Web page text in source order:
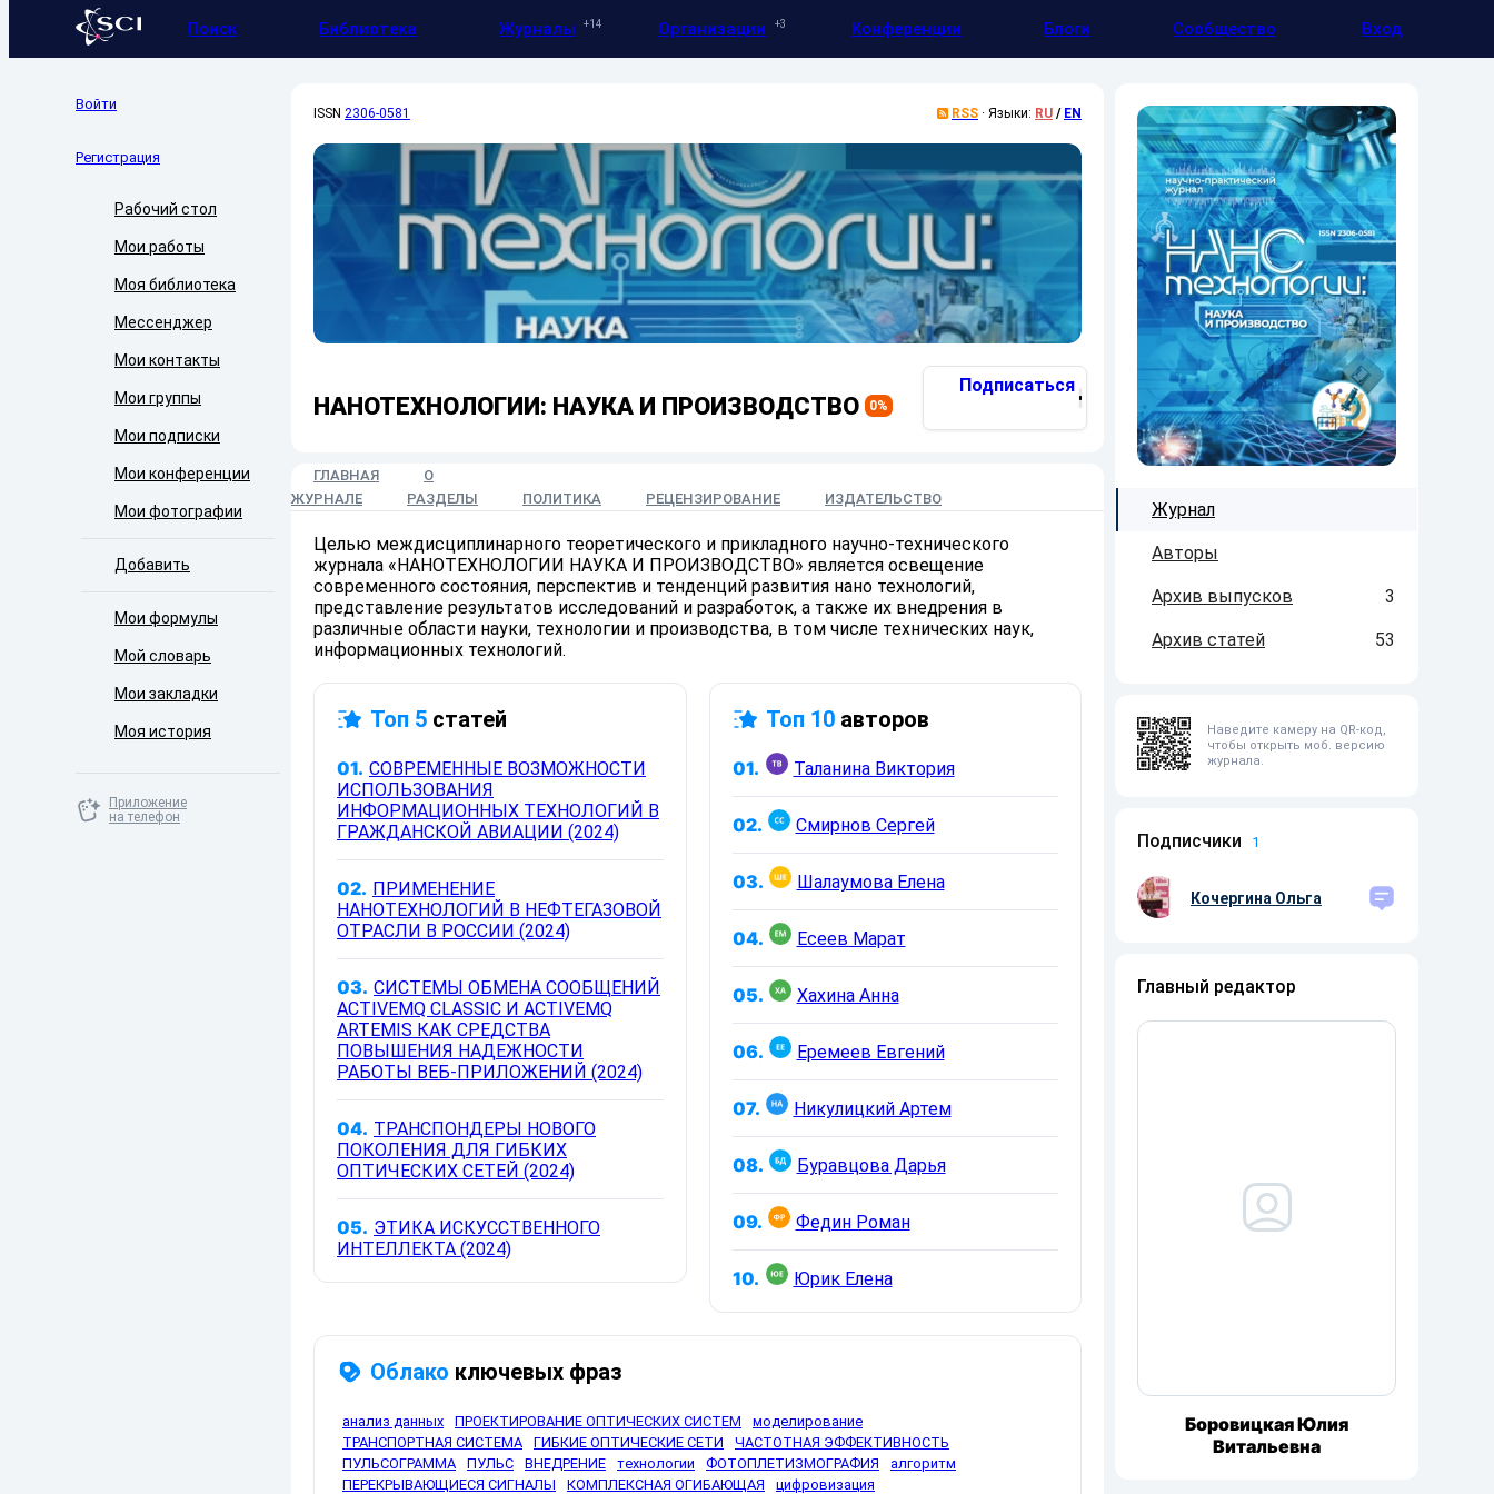
Поиск Библиотека Журналы 14 Организации 3 Конференции Блоги Сообщество Вход
Войти
Регистрация
Рабочий стол
Мои работы
Моя библиотека
Мессенджер
Мои контакты
Мои группы
Мои подписки
Мои конференции
Мои фотографии
Добавить
Мои формулы
Мой словарь
Мои закладки
Моя история
Приложение
на телефон
ISSN 2306-0581 RSS · Языки: RU / EN
НАНОТЕХНОЛОГИИ: НАУКА И ПРОИЗВОДСТВО 0%
Подписаться
ГЛАВНАЯ
О
ЖУРНАЛЕ
РАЗДЕЛЫ ПОЛИТИКА РЕЦЕНЗИРОВАНИЕ ИЗДАТЕЛЬСТВО
Целью междисциплинарного теоретического и прикладного научно-технического
журнала «НАНОТЕХНОЛОГИИ НАУКА И ПРОИЗВОДСТВО» является освещение
современного состояния, перспектив и тенденций развития нано технологий,
представление результатов исследований и разработок, а также их внедрения в
различные области науки, технологии и производства, в том числе технических наук,
информационных технологий.
Топ 5 статей
01. СОВРЕМЕННЫЕ ВОЗМОЖНОСТИ
ИСПОЛЬЗОВАНИЯ
ИНФОРМАЦИОННЫХ ТЕХНОЛОГИЙ В
ГРАЖДАНСКОЙ АВИАЦИИ (2024)
02. ПРИМЕНЕНИЕ
НАНОТЕХНОЛОГИЙ В НЕФТЕГАЗОВОЙ
ОТРАСЛИ В РОССИИ (2024)
03. СИСТЕМЫ ОБМЕНА СООБЩЕНИЙ
ACTIVEMQ CLASSIC И ACTIVEMQ
ARTEMIS КАК СРЕДСТВА
ПОВЫШЕНИЯ НАДЕЖНОСТИ
РАБОТЫ ВЕБ-ПРИЛОЖЕНИЙ (2024)
04. ТРАНСПОНДЕРЫ НОВОГО
ПОКОЛЕНИЯ ДЛЯ ГИБКИХ
ОПТИЧЕСКИХ СЕТЕЙ (2024)
05. ЭТИКА ИСКУССТВЕННОГО
ИНТЕЛЛЕКТА (2024)
Топ 10авторов
01. Таланина Виктория
02. Смирнов Сергей
03. Шалаумова Елена
04. Есеев Марат
05. Хахина Анна
06. Еремеев Евгений
07. Никулицкий Артем
08. Буравцова Дарья
09. Федин Роман
10. Юрик Елена
Облако ключевых фраз
анализ данных ПРОЕКТИРОВАНИЕ ОПТИЧЕСКИХ СИСТЕМ
моделирование
ТРАНСПОРТНАЯ СИСТЕМА
ГИБКИЕ ОПТИЧЕСКИЕ СЕТИ
ЧАСТОТНАЯ ЭФФЕКТИВНОСТЬ
ПУЛЬСОГРАММА
ПУЛЬС ВНЕДРЕНИЕ технологии ФОТОПЛЕТИЗМОГРАФИЯ
алгоритм
ПЕРЕКРЫВАЮЩИЕСЯ СИГНАЛЫ
КОМПЛЕКСНАЯ ОГИБАЮЩАЯ цифровизация
Журнал
Авторы
Архив выпусков 3
Архив статей 53
Наведите камеру на QR-код,
чтобы открыть моб. версию
журнала.
Подписчики 1
Кочергина Ольга
Главный редактор
Боровицкая Юлия
Витальевна